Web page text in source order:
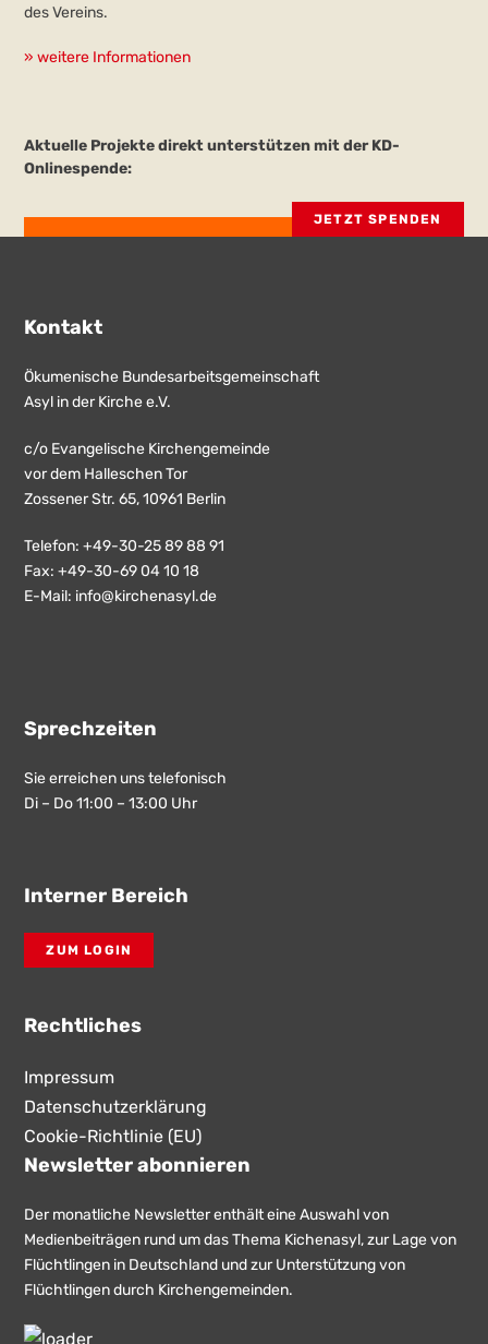
des Vereins.
» weitere Informationen
Aktuelle Projekte direkt unterstützen mit der KD-
Onlinespende:
JETZT SPENDEN
Kontakt
Ökumenische Bundesarbeitsgemeinschaft
Asyl in der Kirche e.V.
c/o Evangelische Kirchengemeinde
vor dem Halleschen Tor
Zossener Str. 65, 10961 Berlin
Telefon: +49-30-25 89 88 91
Fax: +49-30-69 04 10 18
E-Mail: info@kirchenasyl.de
Sprechzeiten
Sie erreichen uns telefonisch
Di – Do 11:00 – 13:00 Uhr
Interner Bereich
ZUM LOGIN
Rechtliches
Impressum
Datenschutzerklärung
Cookie-Richtlinie (EU)
Newsletter abonnieren
Der monatliche Newsletter enthält eine Auswahl von
Medienbeiträgen rund um das Thema Kichenasyl, zur Lage von
Flüchtlingen in Deutschland und zur Unterstützung von
Flüchtlingen durch Kirchengemeinden.